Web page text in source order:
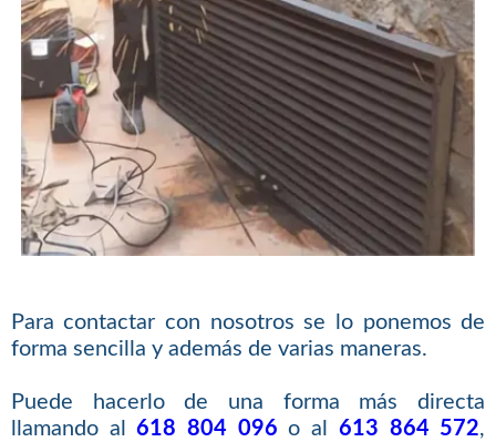
Para contactar con nosotros se lo ponemos de
forma sencilla y además de varias maneras.
Puede hacerlo de una forma más directa
llamando al618 804 096 o al 613 864 572,